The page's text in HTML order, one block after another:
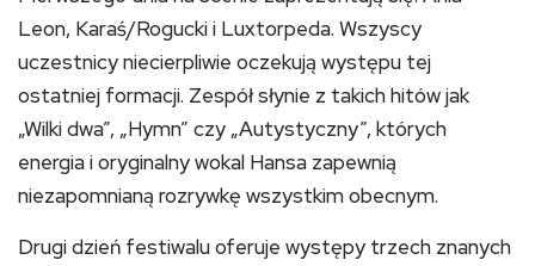
Leon, Karaś/Rogucki i Luxtorpeda. Wszyscy
uczestnicy niecierpliwie oczekują występu tej
ostatniej formacji. Zespół słynie z takich hitów jak
„Wilki dwa”, „Hymn” czy „Autystyczny”, których
energia i oryginalny wokal Hansa zapewnią
niezapomnianą rozrywkę wszystkim obecnym.
Drugi dzień festiwalu oferuje występy trzech znanych